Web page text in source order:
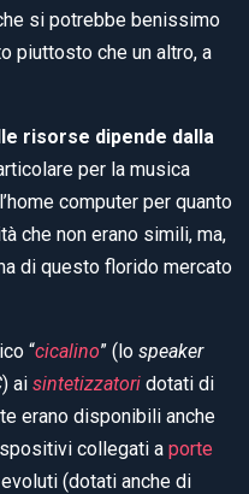
si potrebbe benissimo
piuttosto che un altro, a
risorse dipende dalla
per la musica
computer per quanto
che non erano simili, ma,
di questo florido mercato
“cicalino” (lo speaker
) ai sintetizzatori dotati di
erano disponibili anche
collegati a porte
(dotati anche di